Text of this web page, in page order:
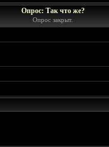
Опрос: Так что же?
Опрос закрыт.